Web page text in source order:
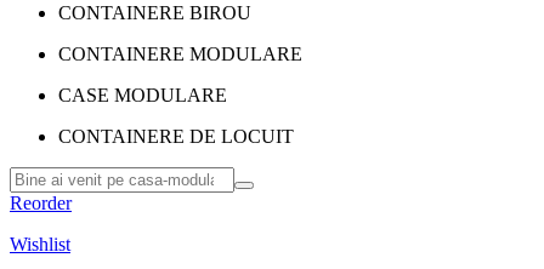
CONTAINERE BIROU
CONTAINERE MODULARE
CASE MODULARE
CONTAINERE DE LOCUIT
Reorder
Wishlist